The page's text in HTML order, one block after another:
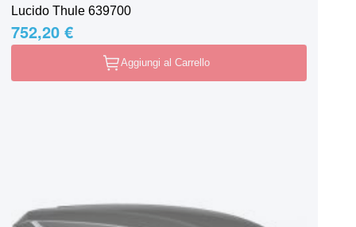
Lucido Thule 639700
752,20 €
Aggiungi al Carrello